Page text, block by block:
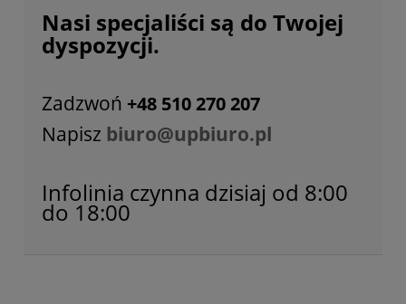
Nasi specjaliści są do Twojej
dyspozycji.
Zadzwoń +48 510 270 207
Napisz biuro@upbiuro.pl
Infolinia czynna dzisiaj od 8:00
do 18:00